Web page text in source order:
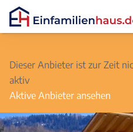
Dieser Anbieter ist zur Zeit
aktiv
Aktive Anbieter ansehen